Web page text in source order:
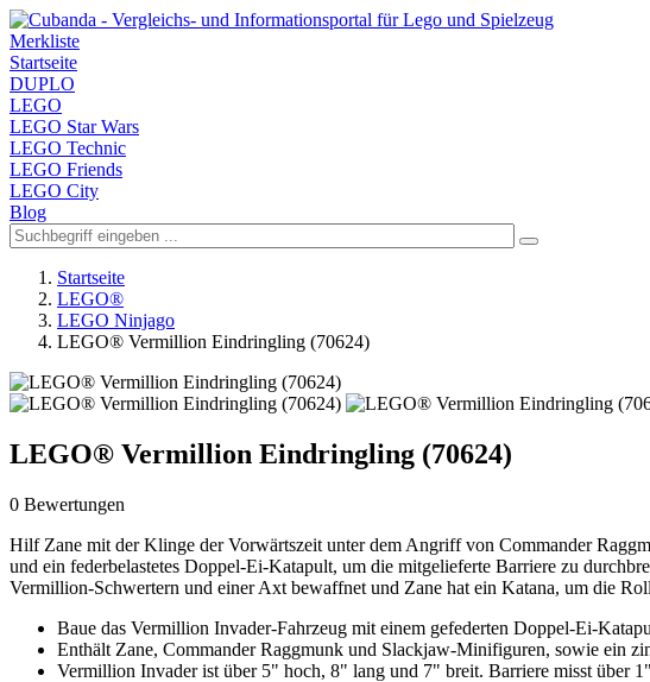
Merkliste
Startseite
DUPLO
LEGO
LEGO Star Wars
LEGO Technic
LEGO Friends
LEGO City
Blog
Startseite
LEGO®
LEGO Ninjago
LEGO® Vermillion Eindringling (70624)
LEGO® Vermillion Eindringling (70624)
0 Bewertungen
Hilf Zane mit der Klinge der Vorwärtszeit unter dem Angriff von Commander
und ein federbelastetes Doppel-Ei-Katapult, um die mitgelieferte Barriere zu
Vermillion-Schwertern und einer Axt bewaffnet und Zane hat ein Katana, um die
Baue das Vermillion Invader-Fahrzeug mit einem gefederten Doppel-Ei-
Enthält Zane, Commander Raggmunk und Slackjaw-Minifiguren, sowie ein
Vermillion Invader ist über 5" hoch, 8" lang und 7" breit. Barriere misst über